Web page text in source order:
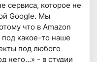
сервиса, которое не
Google. Мы
что в Amazon
под какое-то наше
под любого
него…» - в студии